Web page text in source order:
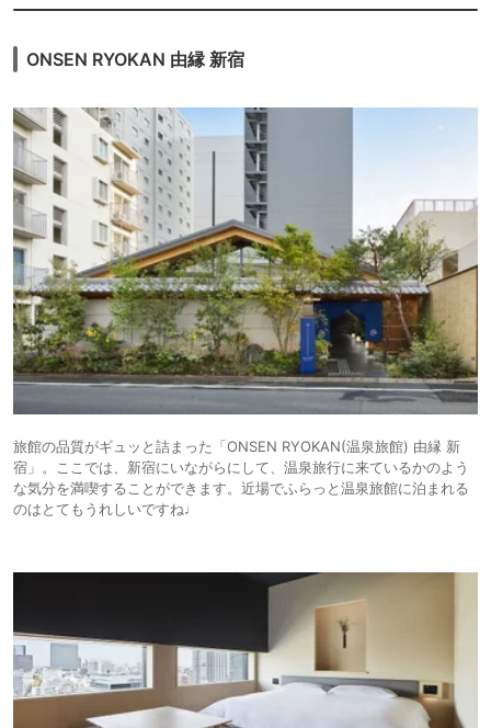
ONSEN RYOKAN 由縁 新宿
旅館の品質がギュッと詰まった「ONSEN RYOKAN(温泉旅館) 由縁 新
宿」。ここでは、新宿にいながらにして、温泉旅行に来ているかのよう
な気分を満喫することができます。近場でふらっと温泉旅館に泊まれる
のはとてもうれしいですね♩